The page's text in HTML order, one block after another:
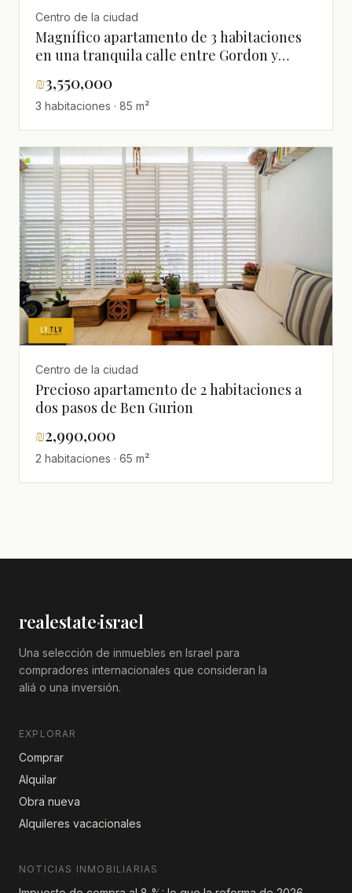
Centro de la ciudad
Magnífico apartamento de 3 habitaciones
en una tranquila calle entre Gordon y
₪3,550,000
3 habitaciones · 85 m²
Centro de la ciudad
Precioso apartamento de 2 habitaciones a
dos pasos de Ben Gurion
₪2,990,000
2 habitaciones · 65 m²
realestate·israel
Una selección de inmuebles en Israel para
compradores internacionales que consideran la
aliá o una inversión.
EXPLORAR
Comprar
Alquilar
Obra nueva
Alquileres vacacionales
NOTICIAS INMOBILIARIAS